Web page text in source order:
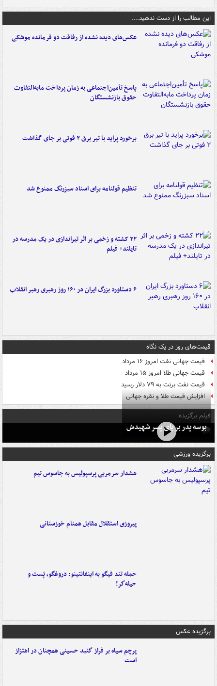
این مطالب را از دست ندهید....
عکس‌های دیده نشده از رفاقت دو فرمانده‌ موشکی
پاسخ تأمین‌اجتماعی به زمان پرداخت مابه‌التفاوت
حقوق بازنشستگان
برخورد پراید با تیر برق ۲ فوتی بر جای گذاشت
تنظیم قولنامه برای اسناد سبزرنگ ممنوع شد
۲۲ کشته و زخمی بر اثر تیراندازی در یک مدرسه در
تایلند+ فیلم
۶ دستاورد بزرگ ایران در ۱۶۰ روز رهبری رهبر انقلاب
قیمت‌های روز در یک نگاه
قیمت جهانی نفت امروز ۱۶ مرداد
قیمت جهانی طلا امروز ۱۵ مرداد
قیمت نفت برنت به ۷۹ دلار رسید
افزایش قیمت طلا و نقره جهانی
فیلم برگزیده
بوسه‌ پدر بر پای پسر شهیدش
برگزیده ورزشی
هشدار سرمربی پرسپولیس به جاسوس تیم
پیروزی استقلال مقابل همنام خوزستانی
حمله تند فیگو به اینفانتینو: دروغگو، پَست‌ و
حیله‌گر!
برگزیده عکس
پرچم سیاه بر فراز گنبد حسینی همچنان در اهتزاز
است